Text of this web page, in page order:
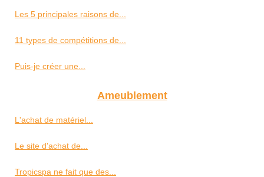
Les 5 principales raisons de...
11 types de compétitions de...
Puis-je créer une...
Ameublement
L'achat de matériel...
Le site d'achat de...
Tropicspa ne fait que des...